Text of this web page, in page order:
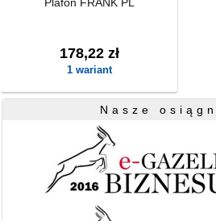
178,22 zł
1 wariant
Nasze